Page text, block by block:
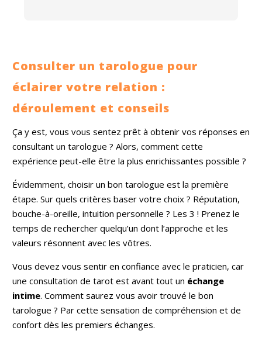
Consulter un tarologue pour
éclairer votre relation :
déroulement et conseils
Ça y est, vous vous sentez prêt à obtenir vos réponses en
consultant un tarologue ? Alors, comment cette
expérience peut-elle être la plus enrichissantes possible ?
Évidemment, choisir un bon tarologue est la première
étape. Sur quels critères baser votre choix ? Réputation,
bouche-à-oreille, intuition personnelle ? Les 3 ! Prenez le
temps de rechercher quelqu’un dont l’approche et les
valeurs résonnent avec les vôtres.
Vous devez vous sentir en confiance avec le praticien, car
une consultation de tarot est avant tout un échange
intime. Comment saurez vous avoir trouvé le bon
tarologue ? Par cette sensation de compréhension et de
confort dès les premiers échanges.